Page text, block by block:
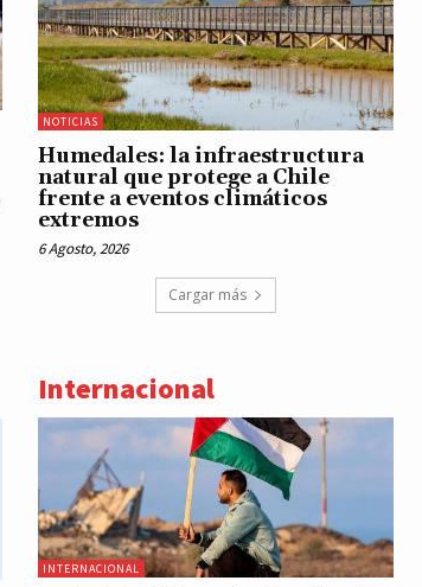
NOTICIAS
Humedales: la infraestructura
natural que protege a Chile
frente a eventos climáticos
extremos
6 Agosto, 2026
Cargar más
Internacional
INTERNACIONAL